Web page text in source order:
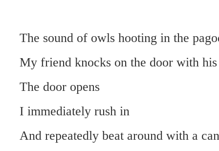
The sound of owls hooting in the
My friend knocks on the door with
The door opens
I immediately rush in
And repeatedly beat around with a